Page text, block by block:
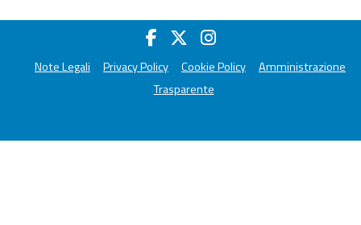
Note Legali Privacy Policy Cookie Policy
Amministrazione
Trasparente